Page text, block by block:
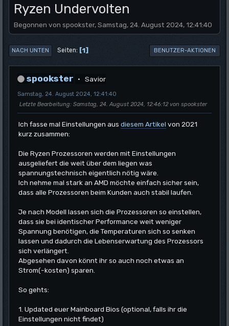
Ryzen Undervolten
Begonnen von spookster, Samstag, 24. August 2024, 12:41:40
NACH UNTEN Seiten 1 BENUTZER-AKTIONEN
spookster Savior
Samstag, 24. August 2024, 12:41:40
Letzte Bearbeitung: Samstag, 24. August 2024, 12:46:12 von spookster
Ich fasse mal Einstellungen aus diesem Artikel von 2021
kurz zusammen:
Die Ryzen Prozessoren werden mit Einstellungen
ausgeliefert die weit über dem liegen was
spannungstechnisch eigentlich nötig wäre.
Ich nehme mal stark an AMD möchte einfach sicher sein,
dass alle Prozessoren beim Kunden auch stabil laufen.
Je nach Modell lassen sich die Prozessoren so einstellen,
dass sie bei identischer Performance weit weniger
Spannung benötigen, die Temperaturen sich so senken
lassen und dadurch die Lebenserwartung des Prozessors
sich verlängert.
Abgesehen davon könnt ihr so auch noch etwas an
Strom(-kosten) sparen.
So gehts:
1. Updated euer Mainboard Bios (optional, falls ihr die
Einstellungen nicht findet)